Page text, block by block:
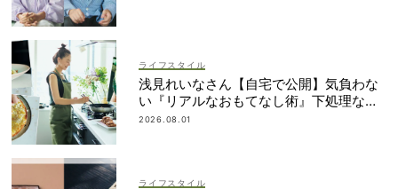
ライフスタイル
浅見れいなさん【自宅で公開】気負わな
い『リアルなおもてなし術』下処理なし
レシピや愛用品も
2026.08.01
ライフスタイル